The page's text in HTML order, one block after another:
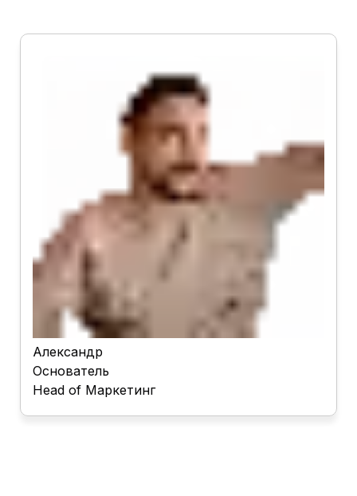
Александр
Основатель
Head of Маркетинг